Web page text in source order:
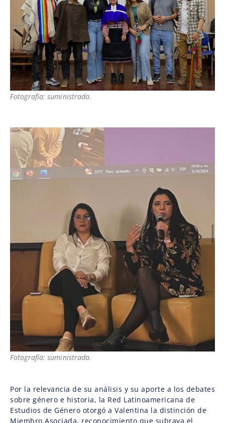
Fotografía: suministrada.
Fotografía: suministrada.
Por la relevancia de su análisis y su aporte a los debates
sobre género e historia, la Red Latinoamericana de
Estudios de Género otorgó a Valentina la distinción de
Miembro Asociada, reconocimiento que subraya el